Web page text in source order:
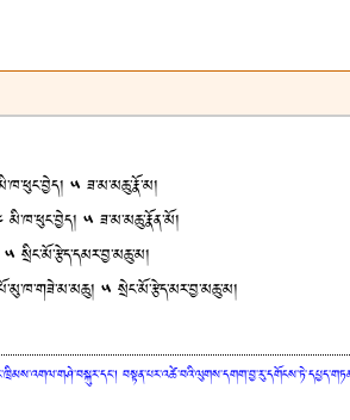
༥ ཟ་མ་མཆུ་རྣོ་མ།
༥ ཟ་མ་མཆུ་རྣོན་མོ།
༥ སྲེང་མོ་རྩེད་མར་བྱ་མཆུ་མ།